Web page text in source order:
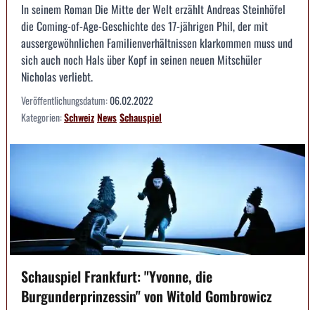
In seinem Roman Die Mitte der Welt erzählt Andreas Steinhöfel
die Coming-of-Age-Geschichte des 17-jährigen Phil, der mit
aussergewöhnlichen Familienverhältnissen klarkommen muss und
sich auch noch Hals über Kopf in seinen neuen Mitschüler
Nicholas verliebt.
Veröffentlichungsdatum:06.02.2022
Kategorien:SchweizNewsSchauspiel
Schauspiel Frankfurt: "Yvonne, die
Burgunderprinzessin" von Witold Gombrowicz